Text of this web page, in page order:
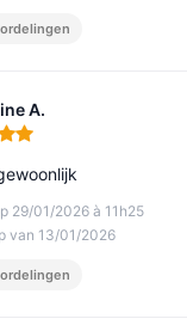
A.
5 van 5
29/01/2026 à 11h25
van 13/01/2026